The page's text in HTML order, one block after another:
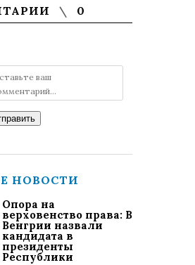
0
НОВОСТИ
Опора на
верховенство права: В
Венгрии назвали
кандидата в
президенты
Республики